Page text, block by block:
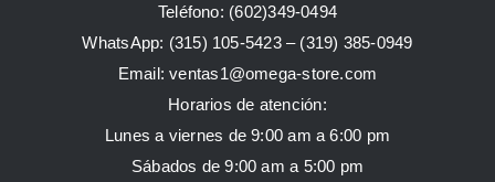
Teléfono: (602)349-0494
WhatsApp: (315) 105-5423 – (319) 385-0949
Email:ventas1@omega-store.com
Horarios de atención:
Lunes a viernes de 9:00 am a 6:00 pm
Sábados de 9:00 am a 5:00 pm